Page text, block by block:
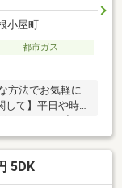
小屋町
都市ガス
方法でお気軽に
て】平日や時間
させていただき
でもお気軽にご
5DK